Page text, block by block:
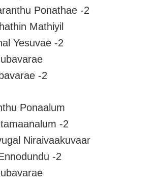
Ponathae -2
Mathiyil
Yesuvae -2
-2
Ponaalum
-2
Niraivaakuvaar
-2